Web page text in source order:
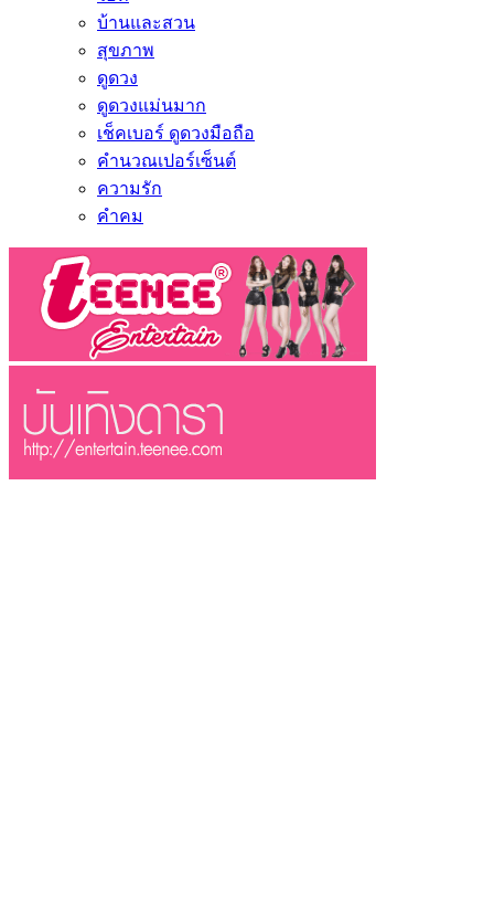
บ้านและสวน
สุขภาพ
ดูดวง
ดูดวงแม่นมาก
เช็คเบอร์ ดูดวงมือถือ
คำนวณเปอร์เซ็นต์
ความรัก
คำคม